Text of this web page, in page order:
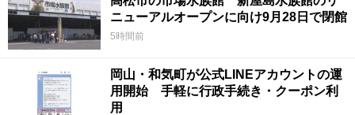
ニューアルオープンに向け9月28日で閉館
5時間前
岡山・和気町が公式LINEアカウントの運
用開始 手軽に行政手続き・クーポン利
用